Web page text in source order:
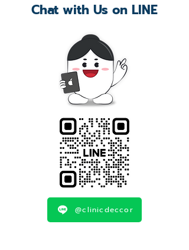
Chat with Us on LINE
@clinicdeccor